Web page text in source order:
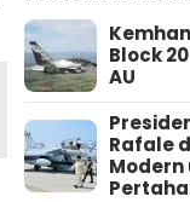
Block
AU
Rafale